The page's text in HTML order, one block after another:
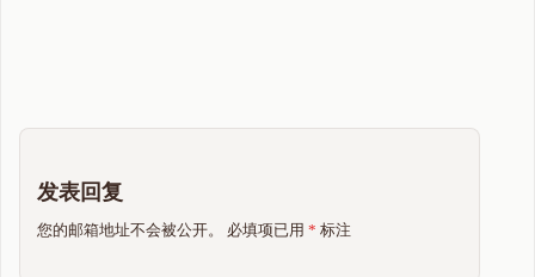
发表回复
您的邮箱地址不会被公开。 必填项已用 * 标注